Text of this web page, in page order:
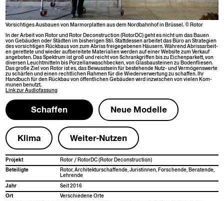
Vor­sichtiges Aus­bauen von Mar­mor­plat­ten aus dem Nord­bahn­hof in Brüs­sel. © Rotor
In der Arbeit von Rotor und Rotor Decon­struc­tion (RotorDC) geht es nicht um das Bauen
von Gebäu­den oder Städten im bish­eri­gen Stil. Stattdessen arbeit­et das Büro an Strate­gien
des vor­sichti­gen Rück­baus von zum Abriss freigegebe­nen Häusern. Während Abris­sar­beit­
en gerettete und wieder auf­bere­it­ete Mate­ri­alien wer­den auf ein­er Web­site zum Verkauf
ange­boten. Das Spek­trum ist groß und reicht von Schrankgrif­f­en bis zu Eichen­par­kett, von
diversen Leucht­mit­teln bis Porzel­lan­waschbeck­en, von Glas­bausteinen zu Boden­fliesen.
Das große Ziel von Rotor ist es, das Bewusst­sein für beste­hende Nutz- und Ver­mö­genswerte
zu schär­fen und einen rechtlichen Rah­men für die Wiederver­w­er­tung zu schaf­fen. Ihr
Hand­buch für den Rück­bau von öffentlichen Gebäu­den wird inzwis­chen von vie­len Kom­
munen benutzt.
Link zurAudio­fas­sung
Schaf­fen Neue Mod­elle
Kli­ma Weit­er-Nutzen
Pro­jekt
Rotor / RotorDC (Rotor Deconstruction)
Beteiligte
Rotor, Architek­turschaf­fende, Juristin­nen, Forschende, Bera­tende,
Lehrende
Jahr
Seit 2016
Ort
Ver­schiedene Orte